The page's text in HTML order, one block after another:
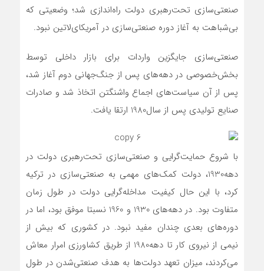
صنعتی‌سازی تحت‌رهبری دولت راه‌اندازی شد؛ وضعیتی که
بی‌شباهت به آغاز دوره صنعتی‌سازی در آمریکای‌لاتین نبود.
صنعتی‌سازی جایگزین واردات برای بازار داخلی توسط
بخش‌خصوصی در دهه‌های پس از جنگ‌جهانی دوم آغاز شد،
پس از آن سیاست‌های اجماع واشنگتن اتخاذ شد و صادرات
صنایع تولیدی پس از سال‌1980 ارتقا یافت.
با شروع حمایت‌‌‌‌‌‌گرایی و صنعتی‌‌‌‌‌‌سازی تحت‌رهبری دولت در
دهه‌1930، دولت کمک‌های مهمی به صنعتی‌‌‌‌‌‌سازی در ترکیه
کرد، با این حال کیفیت مداخله‌گرایی دولت در طول زمان
متفاوت بود. در دهه‌های 1930 و 1960 نسبتا موفق بود، اما در
دوره‌‌‌‌‌‌های بعدی چندان مفید نبود. در کشوری که بیش از
نیمی از نیروی کار تا دهه‌1980 از طریق کشاورزی امرار معاش
می‌کردند، میزان تعهد دولت‌ها به هدف صنعتی‌شدن در طول